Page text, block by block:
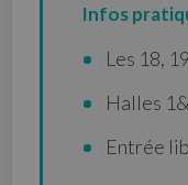
Infos
Les 18,
Halles
Entrée